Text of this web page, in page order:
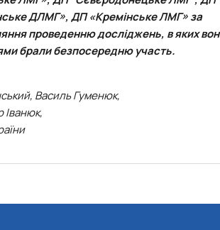
ДЛМГ», ДП «Кремінське ЛМГ» за
проведенню досліджень, в яких
брали безпосередню участь.
Василь Гуменюк,
Іванюк,